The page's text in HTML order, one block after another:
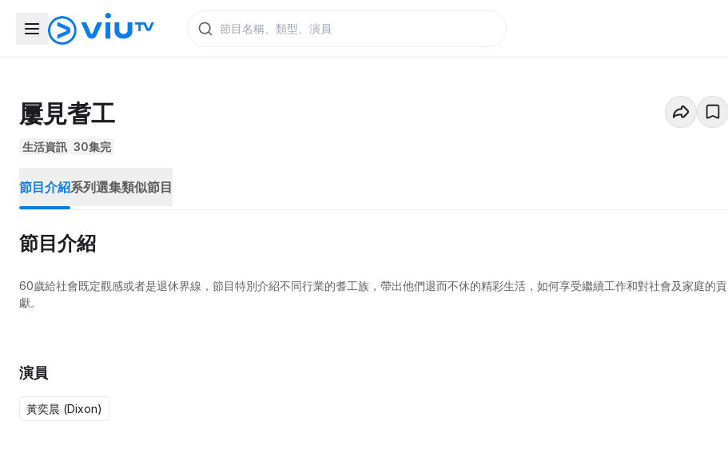
屢見耆工
生活資訊 30集完
節目介紹系列選集類似節目
節目介紹
60歲給社會既定觀感或者是退休界線，節目特別介紹不同行業的耆工族，帶出他們退而不休的精彩生活，如何享受繼續工作和對社會及家庭的貢
獻。
演員
黃奕晨 (Dixon)